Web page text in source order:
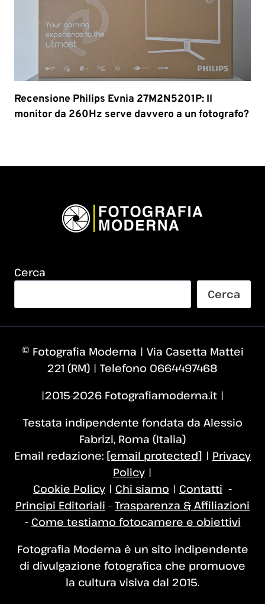
Recensione Philips Evnia 27M2N5201P: Il
monitor da 260Hz serve davvero a un fotografo?
Cerca
Cerca
© Fotografia Moderna | Via Casetta Mattei
221 (RM) | Telefono 0664497468
|2015–2026 Fotografiamoderna.it |
Testata indipendente fondata da Alessio
Fabrizi, Roma (Italia)
Email redazione: [email protected] | Privacy
Policy |
Cookie Policy | Chi siamo | Contatti -
Principi Editoriali - Trasparenza & Affiliazioni
- Come testiamo fotocamere e obiettivi
Fotografia Moderna è un sito indipendente
di divulgazione fotografica che promuove
la cultura visiva dal 2015.